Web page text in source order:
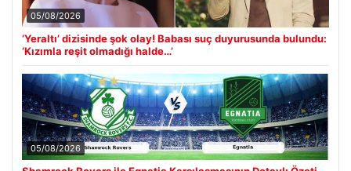
05/08/2026
‘Yeraltı’ dizisinde şok olay! Babası suç duyurusunda bulundu:
‘Kızımla reşit olmadığı halde…’
05/08/2026